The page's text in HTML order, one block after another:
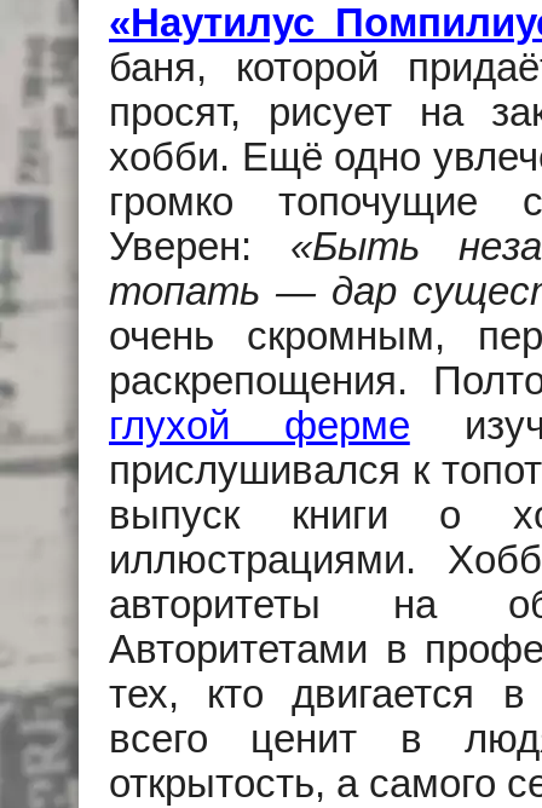
«Наутилус
баня, которой
просят, рисует на
хобби. Ещё одно
громко топочущие
Уверен: «Быть
топать — дар
очень скромным,
раскрепощения.
глухой ферме
прислушивался к
выпуск книги о
иллюстрациями.
авторитеты на
Авторитетами в
тех, кто двигается
всего ценит в
открытость, а самого